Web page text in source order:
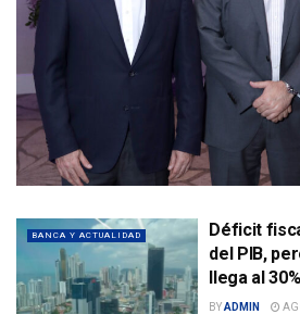
BANCA Y ACTUALIDAD
Déficit
del PIB,
llega al
BYADMIN